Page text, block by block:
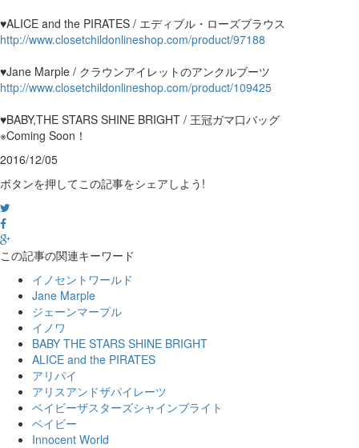
♥ALICE and the PIRATES / エディブル・ローズブラウス
http://www.closetchildonlineshop.com/product/97188
♥Jane Marple / クラウンアイレットのアンクルブーツ
http://www.closetchildonlineshop.com/product/109425
♥BABY,THE STARS SHINE BRIGHT / 王冠ガマ口バッグ
※Coming Soon！
2016/12/05
ボタンを押してこの記事をシェアしよう!
この記事の関連キーワード
イノセントワールド
Jane Marple
ジェーンマープル
イノワ
BABY THE STARS SHINE BRIGHT
ALICE and the PIRATES
アリパイ
アリスアンドザパイレーツ
ベイビーザスターズシャインブライト
ベイビー
Innocent World